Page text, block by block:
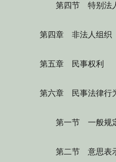
第四节 特别法
第四章 非法人组织
第五章 民事权利
第六章 民事法律行
第一节 一般规
第二节 意思表